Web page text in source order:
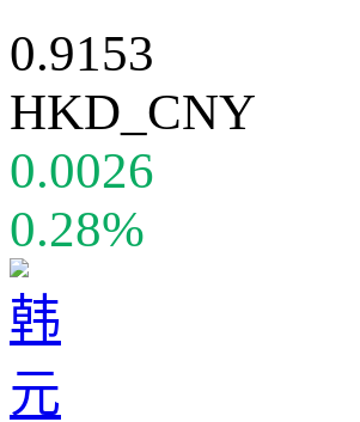
0.9153
HKD_CNY
0.0026
0.28%